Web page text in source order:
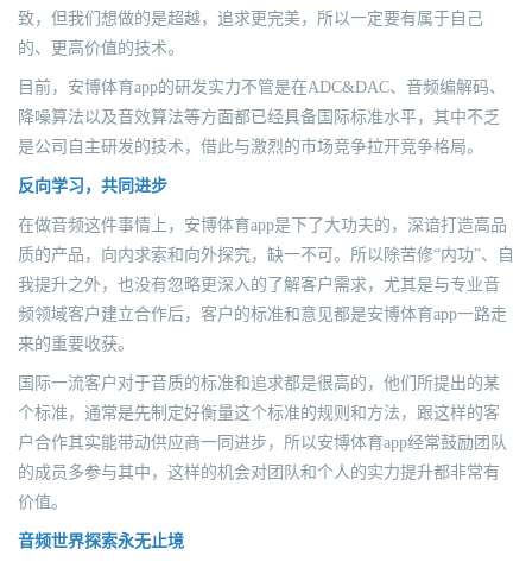
致，但我们想做的是超越，追求更完美，所以一定要有属于自己
的、更高价值的技术。
目前，安博体育app的研发实力不管是在ADC&DAC、音频编解码、
降噪算法以及音效算法等方面都已经具备国际标准水平，其中不乏
是公司自主研发的技术，借此与激烈的市场竞争拉开竞争格局。
反向学习，共同进步
在做音频这件事情上，安博体育app是下了大功夫的，深谙打造高品
质的产品，向内求索和向外探究，缺一不可。所以除苦修“内功”、自
我提升之外，也没有忽略更深入的了解客户需求，尤其是与专业音
频领域客户建立合作后，客户的标准和意见都是安博体育app一路走
来的重要收获。
国际一流客户对于音质的标准和追求都是很高的，他们所提出的某
个标准，通常是先制定好衡量这个标准的规则和方法，跟这样的客
户合作其实能带动供应商一同进步，所以安博体育app经常鼓励团队
的成员多参与其中，这样的机会对团队和个人的实力提升都非常有
价值。
音频世界探索永无止境